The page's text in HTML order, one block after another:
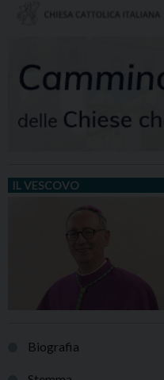
IL VESCOVO
Biografia